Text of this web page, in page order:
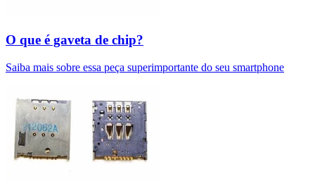
O que é gaveta de chip?
Saiba mais sobre essa peça superimportante do seu smartphone